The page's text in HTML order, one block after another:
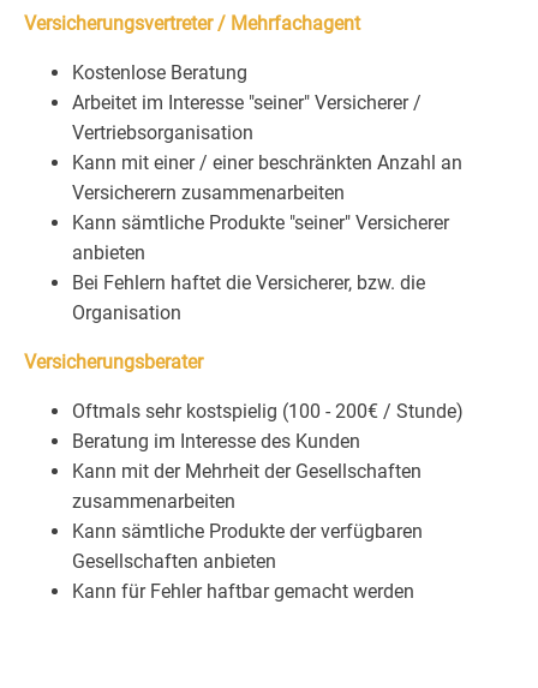
Versicherungsvertreter / Mehrfachagent
Kostenlose Beratung
Arbeitet im Interesse "seiner" Versicherer /
Vertriebsorganisation
Kann mit einer / einer beschränkten Anzahl an
Versicherern zusammenarbeiten
Kann sämtliche Produkte "seiner" Versicherer
anbieten
Bei Fehlern haftet die Versicherer, bzw. die
Organisation
Versicherungsberater
Oftmals sehr kostspielig (100 - 200€ / Stunde)
Beratung im Interesse des Kunden
Kann mit der Mehrheit der Gesellschaften
zusammenarbeiten
Kann sämtliche Produkte der verfügbaren
Gesellschaften anbieten
Kann für Fehler haftbar gemacht werden